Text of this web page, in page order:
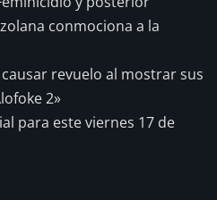
conmociona a la
revuelo al mostrar sus
2»
para este viernes 17 de